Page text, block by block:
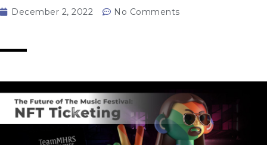
December 2, 2022 No Comments